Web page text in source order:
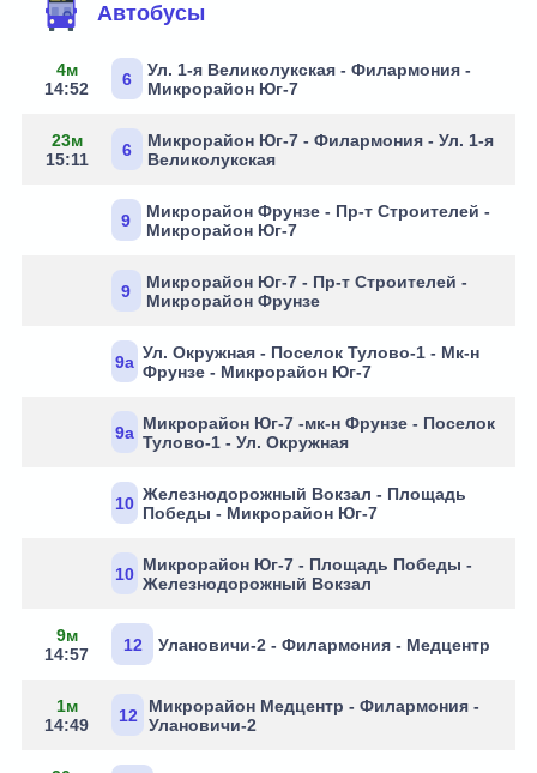
Автобусы
4м
14:52
6
Ул. 1-я Великолукская - Филармония -
Микрорайон Юг-7
23м
15:11
6
Микрорайон Юг-7 - Филармония - Ул. 1-я
Великолукская
9
Микрорайон Фрунзе - Пр-т Строителей -
Микрорайон Юг-7
9
Микрорайон Юг-7 - Пр-т Строителей -
Микрорайон Фрунзе
9а Ул. Окружная - Поселок Тулово-1 - Мк-н
Фрунзе - Микрорайон Юг-7
9а Микрорайон Юг-7 -мк-н Фрунзе - Поселок
Тулово-1 - Ул. Окружная
10 Железнодорожный Вокзал - Площадь
Победы - Микрорайон Юг-7
10 Микрорайон Юг-7 - Площадь Победы -
Железнодорожный Вокзал
9м
14:57
12 Улановичи-2 - Филармония - Медцентр
1м
14:49
12
Микрорайон Медцентр - Филармония -
Улановичи-2